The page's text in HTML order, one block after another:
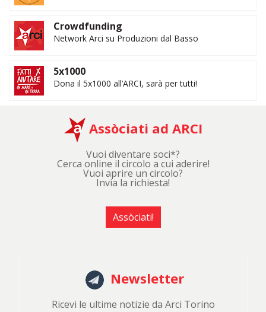
Crowdfunding
Network Arci su Produzioni dal Basso
5x1000
Dona il 5x1000 all’ARCI, sarà per tutti!
Assòciati ad ARCI
Vuoi diventare soci*?
Cerca online il circolo a cui aderire!
Vuoi aprire un circolo?
Invia la richiesta!
Assòciati!
Newsletter
Ricevi le ultime notizie da Arci Torino